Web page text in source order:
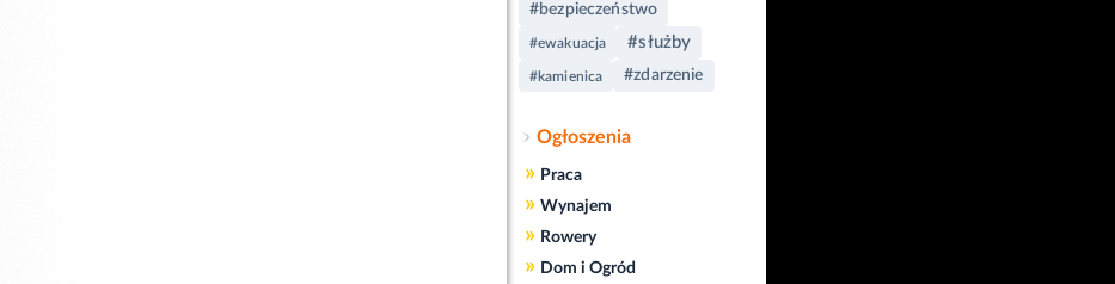
#bezpieczeństwo
#ewakuacja #służby
#kamienica #zdarzenie
Ogłoszenia
» Praca
» Wynajem
» Rowery
» Dom i Ogród